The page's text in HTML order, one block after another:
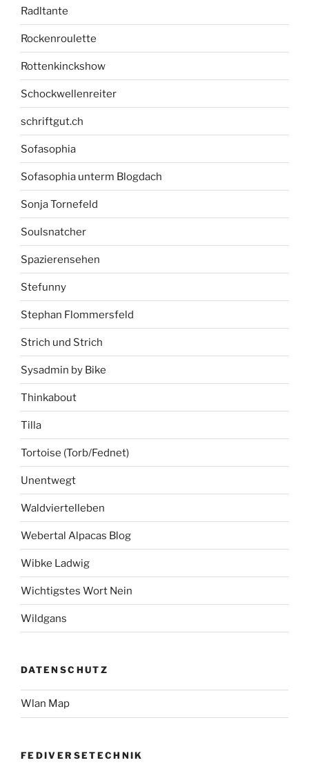
Radltante
Rockenroulette
Rottenkinckshow
Schockwellenreiter
schriftgut.ch
Sofasophia
Sofasophia unterm Blogdach
Sonja Tornefeld
Soulsnatcher
Spazierensehen
Stefunny
Stephan Flommersfeld
Strich und Strich
Sysadmin by Bike
Thinkabout
Tilla
Tortoise (Torb/Fednet)
Unentwegt
Waldviertelleben
Webertal Alpacas Blog
Wibke Ladwig
Wichtigstes Wort Nein
Wildgans
DATENSCHUTZ
Wlan Map
FEDIVERSETECHNIK